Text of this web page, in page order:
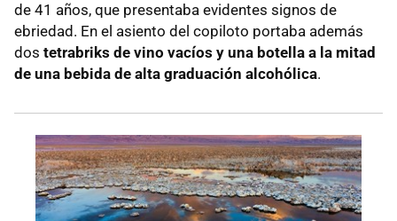
de 41 años, que presentaba evidentes signos de
ebriedad. En el asiento del copiloto portaba además
dos tetrabriks de vino vacíos y una botella a la mitad
de una bebida de alta graduación alcohólica.